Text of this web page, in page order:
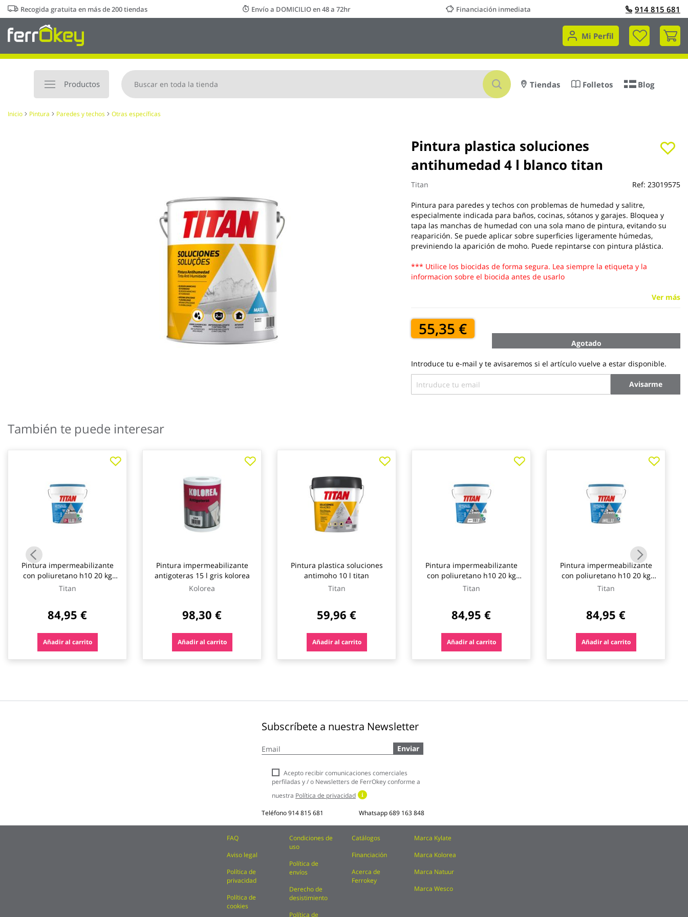
Ir
al
contenido
Recogida gratuita en más de 200 tiendas Envío a DOMICILIO en 48 a 72hr Financiación inmediata 914 815 681
Mi Perfil
Mi
Productos
Buscar
Tiendas Folletos Blog
Inicio Pintura Paredes y techos Otras específicas
Pintura plastica soluciones
antihumedad 4 l blanco titan
Titan Ref: 23019575
Pintura para paredes y techos con problemas de humedad y salitre,
especialmente indicada para baños, cocinas, sótanos y garajes. Bloquea y
tapa las manchas de humedad con una sola mano de pintura, evitando su
reaparición. Se puede aplicar sobre superficies ligeramente húmedas,
previniendo la aparición de moho. Puede repintarse con pintura plástica.
*** Utilice los biocidas de forma segura. Lea siempre la etiqueta y la
informacion sobre el biocida antes de usarlo
Ver más
55,35 €
Agotado
Introduce tu e-mail y te avisaremos si el artículo vuelve a estar disponible.
Avisarme
al
comienzo
También te puede interesar
Pintura impermeabilizante
con poliuretano h10 20 kg
rojo ingles titan
Titan
84,95 €
Añadir al carrito
Pintura impermeabilizante
antigoteras 15 l gris kolorea
Kolorea
98,30 €
Añadir al carrito
Pintura plastica soluciones
antimoho 10 l titan
Titan
59,96 €
Añadir al carrito
Pintura impermeabilizante
con poliuretano h10 20 kg
blanco titan
Titan
84,95 €
Añadir al carrito
Pintura impermeabilizante
con poliuretano h10 20 kg
gris titan
Titan
84,95 €
Añadir al carrito
Subscríbete a nuestra Newsletter
a
boletín
noticias:
Enviar
Acepto recibir comunicaciones comerciales
perfiladas y / o Newsletters de FerrOkey conforme a
nuestra Política de privacidad
Teléfono914 815 681 Whatsapp689 163 848
FAQ
Aviso legal
Política de
privacidad
Política de
cookies
Condiciones de
uso
Política de
envíos
Derecho de
desistimiento
Política de
Catálogos
Financiación
Acerca de
Ferrokey
Marca Kylate
Marca Kolorea
Marca Natuur
Marca Wesco